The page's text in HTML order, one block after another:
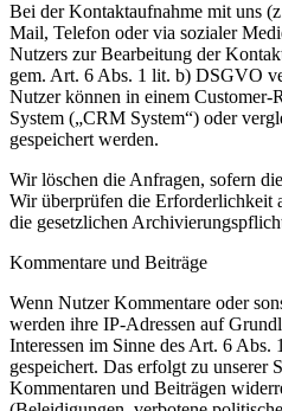
Bei der Kontaktaufnahme mit uns
Mail, Telefon oder via sozialer
Nutzers zur Bearbeitung der
gem. Art. 6 Abs. 1 lit. b) DSGVO
Nutzer können in einem Customer-
System („CRM System“) oder
gespeichert werden.
Wir löschen die Anfragen, sofern
Wir überprüfen die Erforderlichkeit
die gesetzlichen
Kommentare und Beiträge
Wenn Nutzer Kommentare oder
werden ihre IP-Adressen auf
Interessen im Sinne des Art. 6
gespeichert. Das erfolgt zu unserer
Kommentaren und Beiträgen